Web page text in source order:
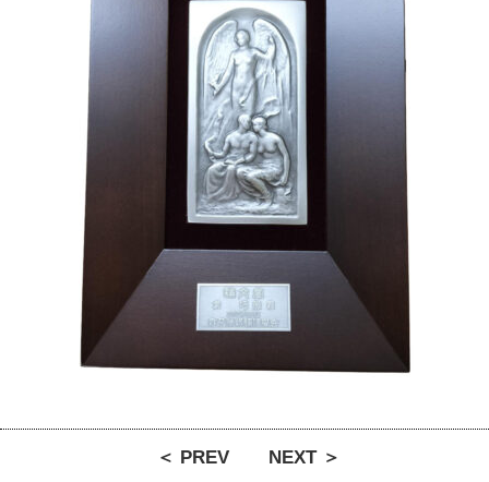
＜ PREV NEXT ＞